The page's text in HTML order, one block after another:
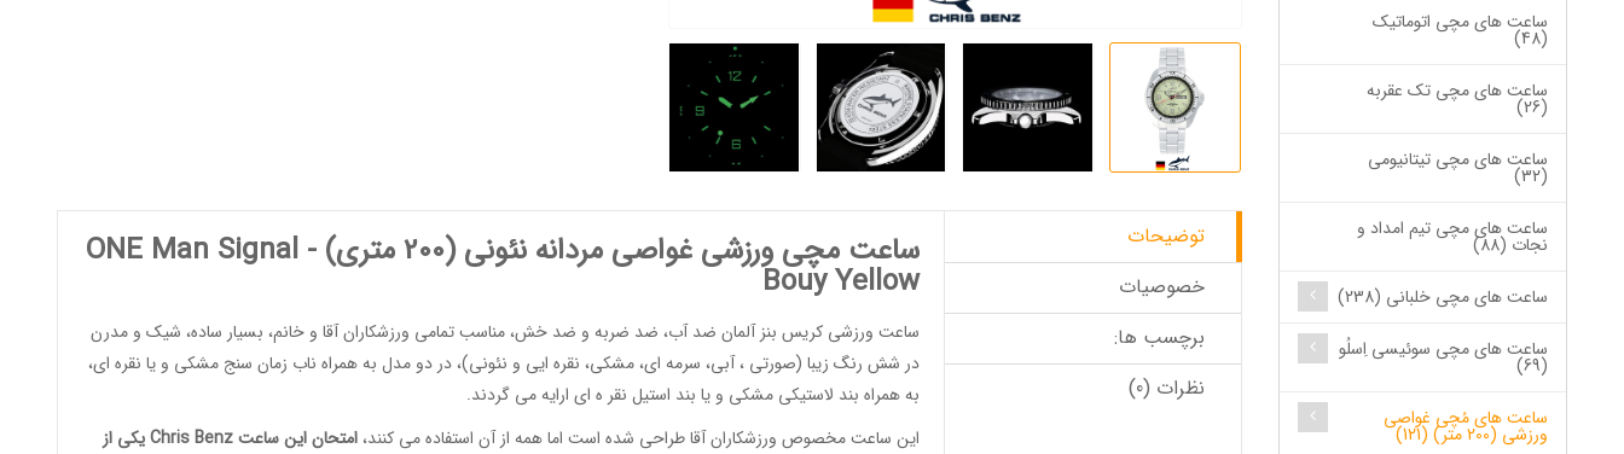
ساعت های مچی اتوماتیک
(48)
ساعت های مچی تک عقربه
(26)
ساعت های مچی تیتانیومی
(32)
ساعت های مچی تیم امداد و
نجات (88)
ساعت های مچی خلبانی (238)
ساعت های مچی سوئیسی اِسلُو
(69)
ساعت های مُچی غواصی
ورزشی (200 متر) (121)
توضیحات
خصوصیات
برچسب ها:
نظرات (0)
ساعت مچی ورزشی غواصی مردانه نئونی (200 متری) - ONE Man Signal
Bouy Yellow
ساعت ورزشی کریس بنز آلمانضد آب، ضد ضربه و ضد خش، مناسب تمامی ورزشکاران آقا و خانم، بسیار ساده، شیک و مدرن
در شش رنگ زیبا (صورتی ، آبی، سرمه ای، مشکی، نقره ایی و نئونی)، در دو مدل به همراه ناب زمان سنج مشکی و یا نقره ای،
به همراه بند لاستیکی مشکی و یا بند استیل نقر ه ای ارایه می گردند.
این ساعت مخصوص ورزشکاران آقاطراحی شده است اما همه از آن استفاده می کنند، امتحان این ساعتChris Benzیکی از